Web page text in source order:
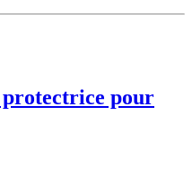
protectrice pour